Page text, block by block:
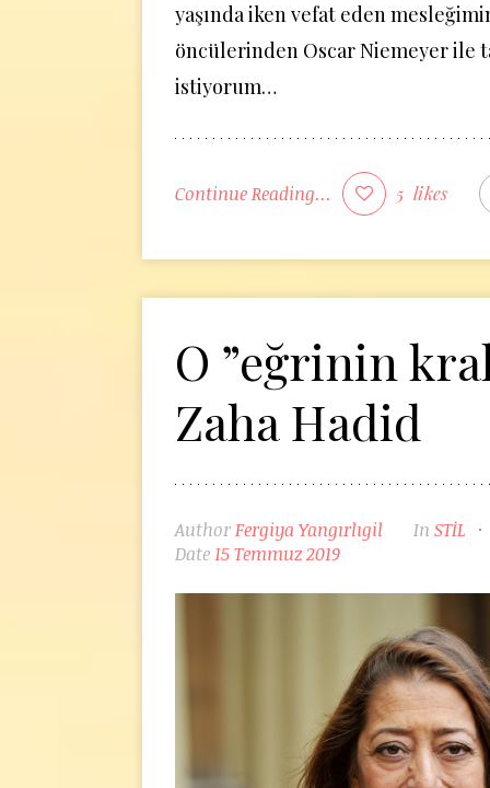
yaşında iken vefat eden
öncülerinden Oscar Niemeyer ile
istiyorum…
Continue Reading... 5 likes
O ”eğrinin
Zaha Hadid
AuthorFergiya Yangırlıgil In STİL
Date15 Temmuz 2019